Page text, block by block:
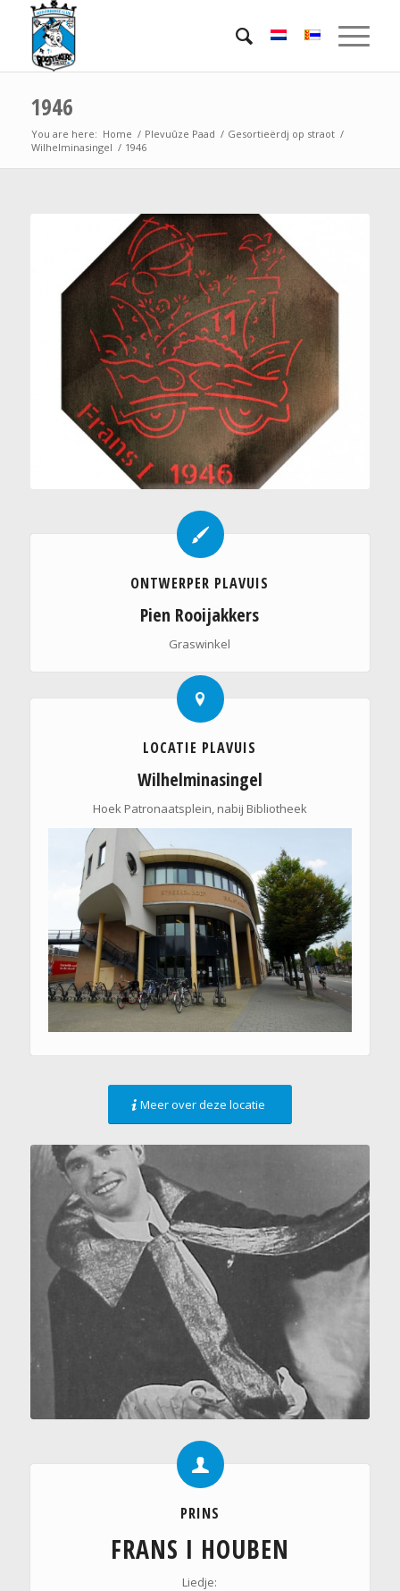
1946
You are here: Home / Plevuûze Paad / Gesortieërdj op straot /
Wilhelminasingel / 1946
ONTWERPER PLAVUIS
Pien Rooijakkers
Graswinkel
LOCATIE PLAVUIS
Wilhelminasingel
Hoek Patronaatsplein, nabij Bibliotheek
Meer over deze locatie
PRINS
FRANS I HOUBEN
Liedje: